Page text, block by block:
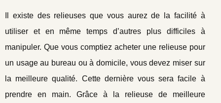
Il existe des relieuses que vous aurez de la facilité à
utiliser et en même temps d’autres plus difficiles à
manipuler. Que vous comptiez acheter une relieuse pour
un usage au bureau ou à domicile, vous devez miser sur
la meilleure qualité. Cette dernière vous sera facile à
prendre en main. Grâce à la relieuse de meilleure